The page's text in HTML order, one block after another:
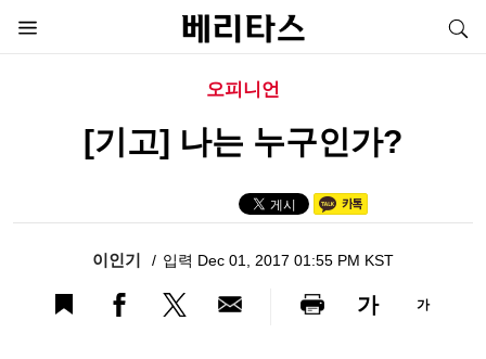
오피니언
[기고] 나는 누구인가?
이인기 입력 Dec 01, 2017 01:55 PM KST
가 가